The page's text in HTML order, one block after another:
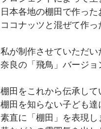
日本各地の棚田で作った
ココナッツと混ぜて作っ
私が制作させていただい
奈良の「飛鳥」バージョ
棚田をこれから伝承して
棚田を知らない子ども達
素直に「棚田」を表現し